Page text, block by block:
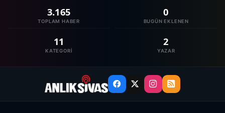
3.165
TOPLAM HABER
0
BUGÜN EKLENEN
11
KATEGORI
2
YAZAR